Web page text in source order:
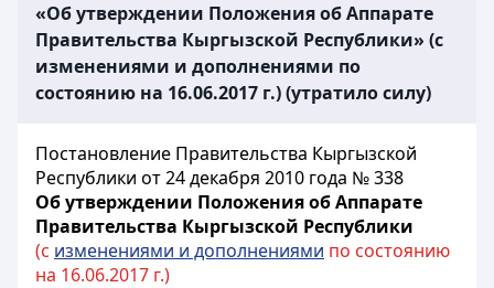
«Об утверждении Положения об Аппарате
Правительства Кыргызской Республики» (с
изменениями и дополнениями по
состоянию на 16.06.2017 г.) (утратило силу)
Постановление Правительства Кыргызской
Республики от 24 декабря 2010 года № 338
Об утверждении Положения об Аппарате
Правительства Кыргызской Республики
(с изменениями и дополнениями по состоянию
на 16.06.2017 г.)